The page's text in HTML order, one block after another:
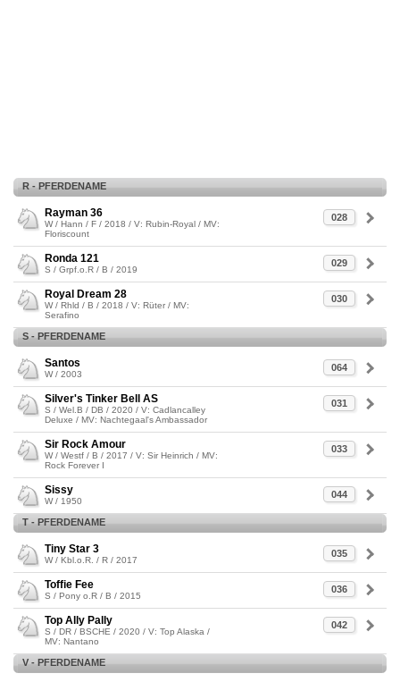
R - PFERDENAME
028
Rayman 36
W / Hann / F / 2018 / V: Rubin-Royal / MV:
Floriscount
029
Ronda 121
S / Grpf.o.R / B / 2019
030
Royal Dream 28
W / Rhld / B / 2018 / V: Rüter / MV:
Serafino
S - PFERDENAME
064
Santos
W / 2003
031
Silver's Tinker Bell AS
S / Wel.B / DB / 2020 / V: Cadlancalley
Deluxe / MV: Nachtegaal's Ambassador
033
Sir Rock Amour
W / Westf / B / 2017 / V: Sir Heinrich / MV:
Rock Forever I
044
Sissy
W / 1950
T - PFERDENAME
035
Tiny Star 3
W / Kbl.o.R. / R / 2017
036
Toffie Fee
S / Pony o.R / B / 2015
042
Top Ally Pally
S / DR / BSCHE / 2020 / V: Top Alaska /
MV: Nantano
V - PFERDENAME